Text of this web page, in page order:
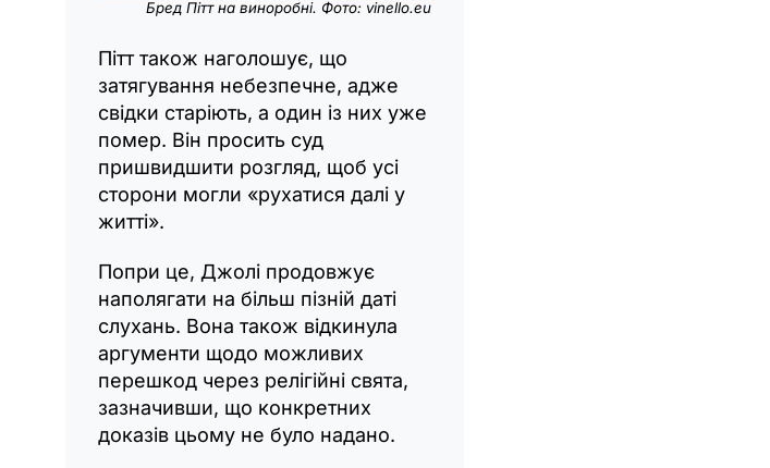
Бред Пітт на виноробні. Фото: vinello.eu
Пітт також наголошує, що
затягування небезпечне, адже
свідки старіють, а один із них уже
помер. Він просить суд
пришвидшити розгляд, щоб усі
сторони могли «рухатися далі у
житті».
Попри це, Джолі продовжує
наполягати на більш пізній даті
слухань. Вона також відкинула
аргументи щодо можливих
перешкод через релігійні свята,
зазначивши, що конкретних
доказів цьому не було надано.